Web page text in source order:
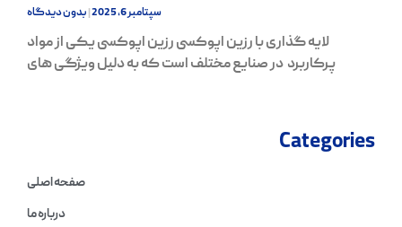
سپتامبر 6, 2025 بدون دیدگاه
لایه گذاری با رزین اپوکسی رزین اپوکسی یکی از مواد
پرکاربرد در صنایع مختلف است که به دلیل ویژگی‌ های
Categories
صفحه اصلی
درباره ما